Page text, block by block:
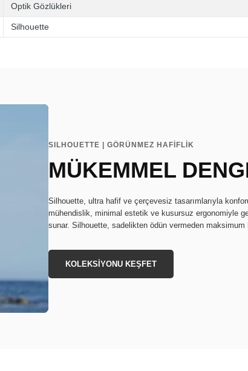
Optik Gözlükleri
Silhouette
SILHOUETTE | GÖRÜNMEZ HAFİFLİK
MÜKEMMEL
Silhouette, ultra hafif ve çerçevesiz tasarımlarıyla
mühendislik, minimal estetik ve kusursuz ergonomiyle
sunar. Silhouette, sadelikten ödün vermeden maksimum
KOLEKSİYONU KEŞFET